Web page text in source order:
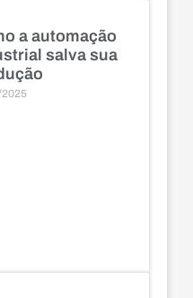
a automação
salva sua